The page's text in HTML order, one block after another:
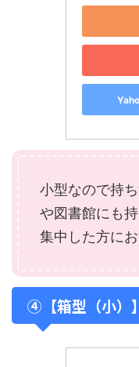
小型なので持
や図書館にも
集中した方に
④【箱型（小）